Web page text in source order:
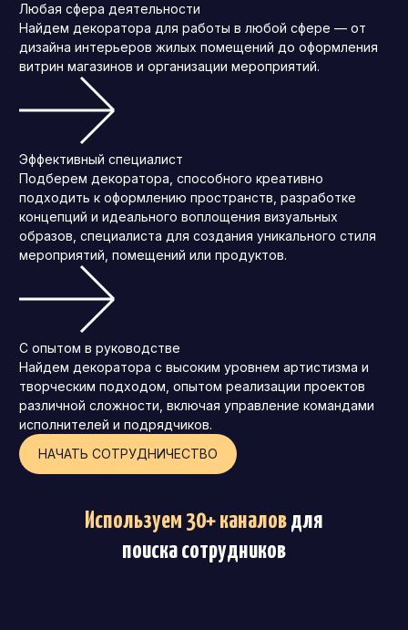
Любая сфера деятельности
Найдем декоратора для работы в любой сфере — от
дизайна интерьеров жилых помещений до оформления
витрин магазинов и организации мероприятий.
Эффективный специалист
Подберем декоратора, способного креативно
подходить к оформлению пространств, разработке
концепций и идеального воплощения визуальных
образов, специалиста для создания уникального стиля
мероприятий, помещений или продуктов.
С опытом в руководстве
Найдем декоратора с высоким уровнем артистизма и
творческим подходом, опытом реализации проектов
различной сложности, включая управление командами
исполнителей и подрядчиков.
НАЧАТЬ СОТРУДНИЧЕСТВО
Используем 30+ каналовдля
поиска сотрудников